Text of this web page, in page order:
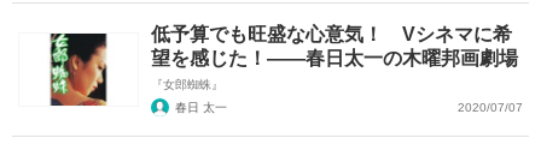
低予算でも旺盛な心意気！ Vシネマに希
望を感じた！――春日太一の木曜邦画劇場
『女郎蜘蛛』
春日 太一
2020/07/07